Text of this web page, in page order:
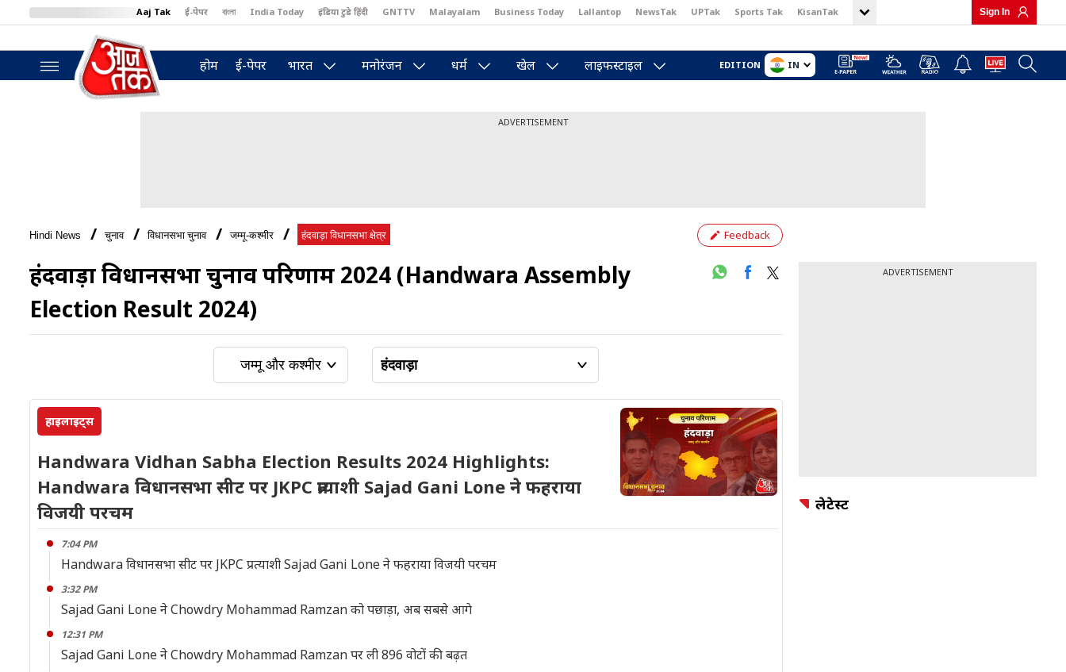
Aaj Tak ई-पेपर বাংলা India Today इंडिया टुडे हिंदी GNTTV Malayalam Business Today Lallantop NewsTak UPTak Sports Tak KisanTak
BT Bazaar
Sign In
होम ई-पेपर भारत मनोरंजन धर्म खेल लाइफस्टाइल EDITION IN
ADVERTISEMENT
Hindi News चुनाव विधानसभा चुनाव जम्मू-कश्मीर हंदवाड़ा विधानसभा क्षेत्र Feedback
हंदवाड़ा विधानसभा चुनाव परिणाम 2024 (Handwara Assembly
Election Result 2024)
हाइलाइट्स
Handwara Vidhan Sabha Election Results 2024 Highlights:
Handwara विधानसभा सीट पर JKPC प्रत्याशी Sajad Gani Lone ने फहराया
विजयी परचम
7:04 PM
Handwara विधानसभा सीट पर JKPC प्रत्याशी Sajad Gani Lone ने फहराया विजयी परचम
3:32 PM
Sajad Gani Lone ने Chowdry Mohammad Ramzan को पछाड़ा, अब सबसे आगे
12:31 PM
Sajad Gani Lone ने Chowdry Mohammad Ramzan पर ली 896 वोटों की बढ़त
ADVERTISEMENT
लेटेस्ट